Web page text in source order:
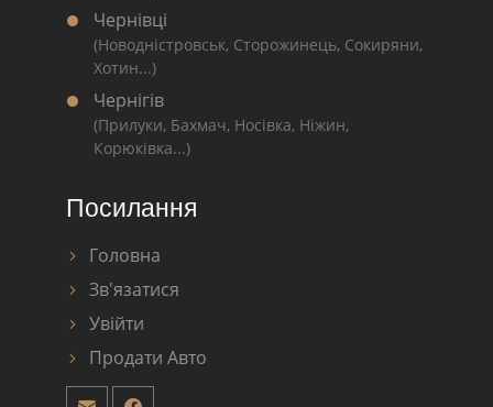
Чернівці
(Новодністровськ, Сторожинець, Сокиряни,
Хотин...)
Чернігів
(Прилуки, Бахмач, Носівка, Ніжин,
Корюківка...)
Посилання
Головна
Зв'язатися
Увійти
Продати Авто